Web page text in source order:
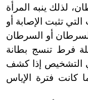
لذلك ينبه المرأة
تثبت الإصابة أو
أو السرطان
فرط تنسج بطانة
التشخيص إذا كشف
كانت فترة الإياس